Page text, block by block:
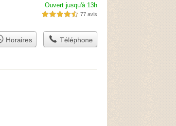
Ouvert jusqu'à 13h
4,5 étoiles sur 5 77 avis
Horaires Téléphone